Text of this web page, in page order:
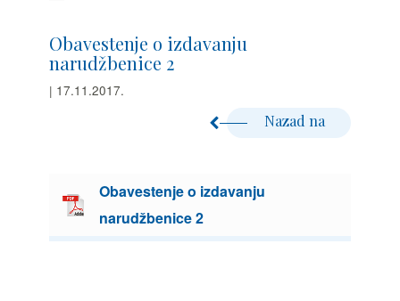
Obavestenje o izdavanju
narudžbenice 2
| 17.11.2017.
Nazad na
Obavestenje o izdavanju
narudžbenice 2